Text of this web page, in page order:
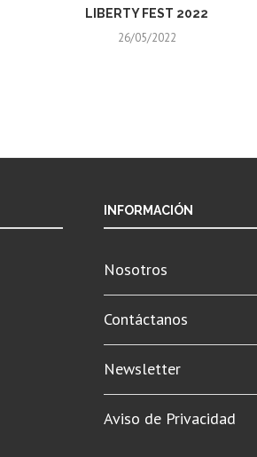
LIBERTY FEST 2022
26/05/2022
INFORMACIÓN
Nosotros
Contáctanos
Newsletter
Aviso de Privacidad